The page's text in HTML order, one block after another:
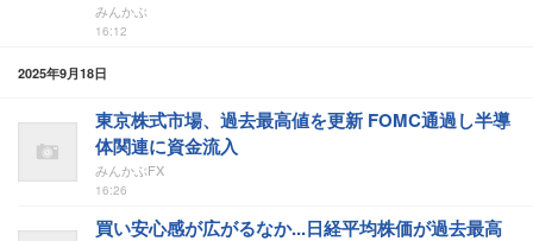
みんかぶ
16:12
2025年9月18日
東京株式市場、過去最高値を更新 FOMC通過し半導
体関連に資金流入
みんかぶFX
16:26
買い安心感が広がるなか...日経平均株価が過去最高